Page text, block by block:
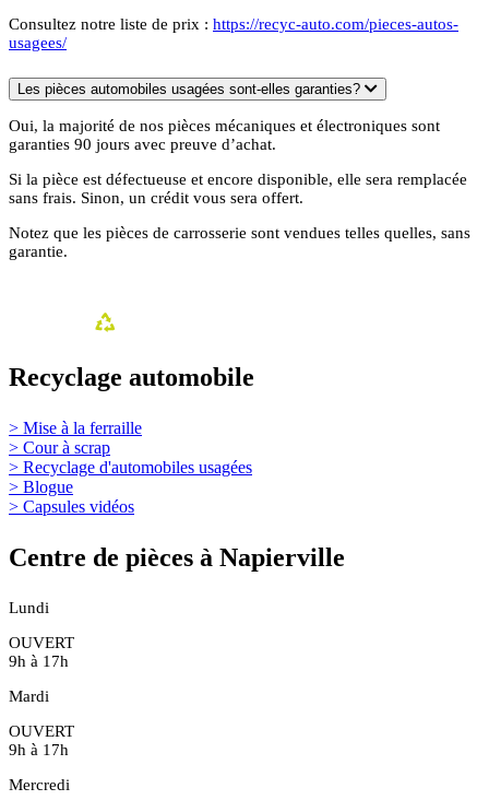
Consultez notre liste de prix : https://recyc-auto.com/pieces-autos-
usagees/
Les pièces automobiles usagées sont-elles garanties?
Oui, la majorité de nos pièces mécaniques et électroniques sont
garanties 90 jours avec preuve d’achat.
Si la pièce est défectueuse et encore disponible, elle sera remplacée
sans frais. Sinon, un crédit vous sera offert.
Notez que les pièces de carrosserie sont vendues telles quelles, sans
garantie.
Recyclage automobile
> Mise à la ferraille
> Cour à scrap
> Recyclage d'automobiles usagées
> Blogue
> Capsules vidéos
Centre de pièces à Napierville
Lundi
OUVERT
9h à 17h
Mardi
OUVERT
9h à 17h
Mercredi